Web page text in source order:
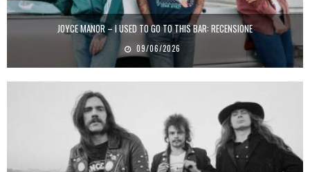
JOYCE MANOR – I USED TO GO TO THIS BAR: RECENSIONE
09/06/2026